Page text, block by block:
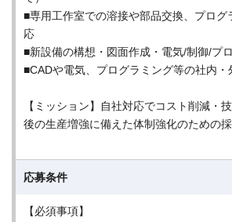
■専用工作室での溶接や部品交換、プログ
応
■新設備の構想・図面作成・電気/制御/プ
■CADや電気、プログラミング等の社内・
【ミッション】自社対応でコスト削減・
後の生産増強に備えた体制強化のための採
応募条件
【必須事項】